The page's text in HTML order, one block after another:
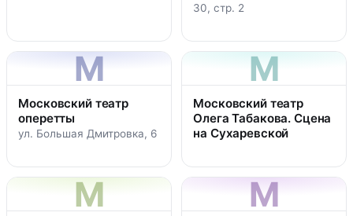
30, стр. 2
М
Московский театр
оперетты
ул. Большая Дмитровка, 6
М
Московский театр
Олега Табакова. Сцена
на Сухаревской
М М